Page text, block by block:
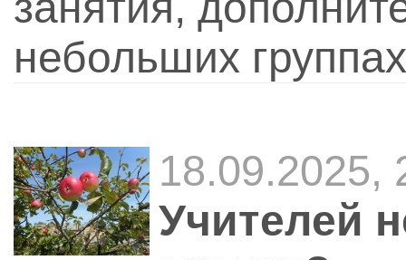
небольших
18.09.2025,
Учителей